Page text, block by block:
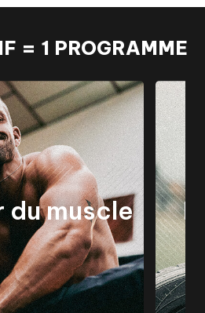
= 1 PROGRAMME
du muscle